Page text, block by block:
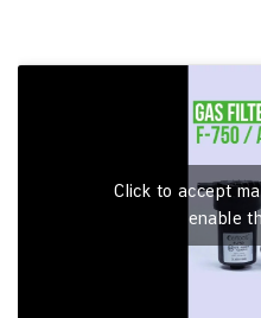
Click to accept
enable